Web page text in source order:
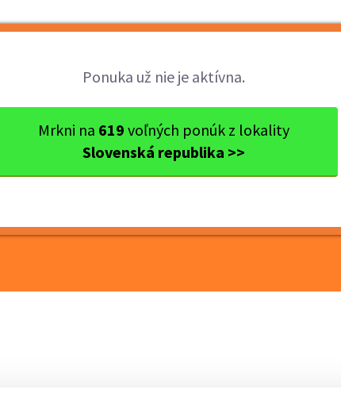
Ponuka už nie je aktívna.
Mrkni na 619 voľných ponúk z lokality
Slovenská republika >>
Ok. Bratislava Bratislava Upratovač v predajni
(m/ž), skrátený
Bratislava